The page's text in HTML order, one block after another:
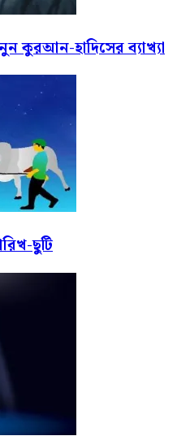
কুরআন-হাদিসের ব্যাখ্যা
ছুটি